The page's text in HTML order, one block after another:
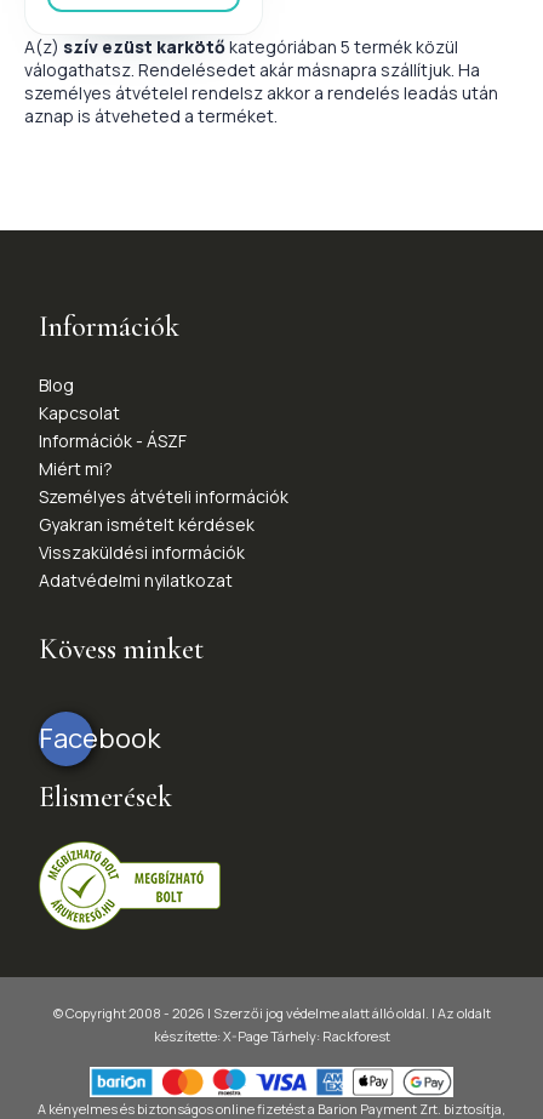
A(z) szív ezüst karkötőkategóriában 5 termék közül
válogathatsz. Rendelésedet akár másnapra szállítjuk. Ha
személyes átvételel rendelsz akkor a rendelés leadás után
aznap is átveheted a terméket.
Információk
Blog
Kapcsolat
Információk - ÁSZF
Miért mi?
Személyes átvételi információk
Gyakran ismételt kérdések
Visszaküldési információk
Adatvédelmi nyilatkozat
Kövess minket
Facebook
Elismerések
© Copyright 2008 - 2026 | Szerzői jog védelme alatt álló oldal. | Az oldalt
készítette: X-PageTárhely: Rackforest
A kényelmes és biztonságos online fizetést a Barion Payment Zrt. biztosítja,